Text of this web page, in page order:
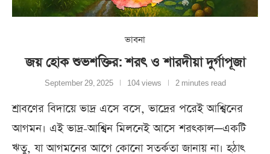
ভাবনা
জয় হোক শুভশক্তির: শরৎ ও শারদীয়া দুর্গাপূজা
September 29, 2025 104 views 2 minutes read
শ্রাবণের বিদায়ে ভাদ্র এসে বসে, ভাদ্রের পরেই আশ্বিনের
আগমন। এই ভাদ্র-আশ্বিন মিলনেই আসে শরৎকাল—একটি
ঋতু, যা আগমনের আগে কোনো সতর্কতা জানায় না। হঠাৎ